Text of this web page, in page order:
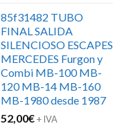
85f31482 TUBO
FINAL SALIDA
SILENCIOSO ESCAPES
MERCEDES Furgon y
Combi MB-100 MB-
120 MB-14 MB-160
MB-1980 desde 1987
52,00€+ IVA